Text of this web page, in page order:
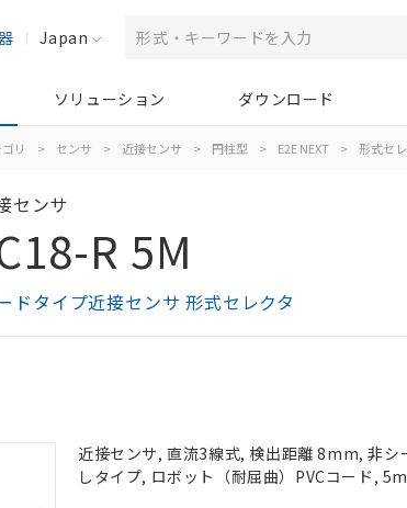
Japan
ソリューション ダウンロード
リ > センサ > 近接センサ > 円柱型 > E2E NEXT > 形式セ
センサ
R 5M
ドタイプ近接センサ 形式セレクタ
近接センサ, 直流3線式, 検出距離 8mm, 非シ
しタイプ, ロボット（耐屈曲）PVCコード, 5m